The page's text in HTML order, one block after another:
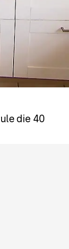
die 40